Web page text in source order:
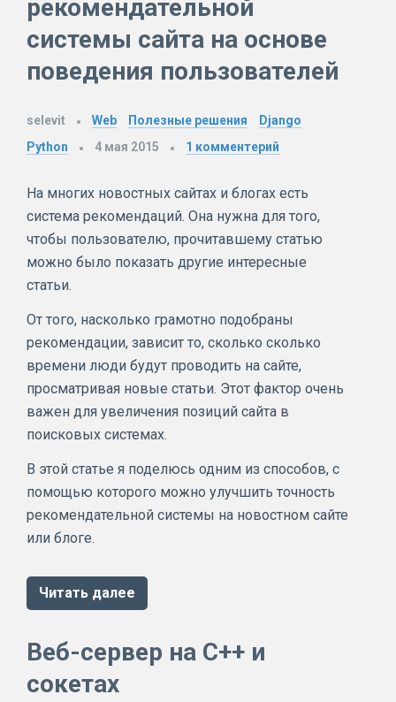
рекомендательной
системы сайта на основе
поведения пользователей
selevit Web Полезные решения
Django
Python
4 мая 2015 1 комментерий
На многих новостных сайтах и блогах есть
система рекомендаций. Она нужна для того,
чтобы пользователю, прочитавшему статью
можно было показать другие интересные
статьи.
От того, насколько грамотно подобраны
рекомендации, зависит то, сколько сколько
времени люди будут проводить на сайте,
просматривая новые статьи. Этот фактор очень
важен для увеличения позиций сайта в
поисковых системах.
В этой статье я поделюсь одним из способов, с
помощью которого можно улучшить точность
рекомендательной системы на новостном сайте
или блоге.
Читать далее
Веб-сервер на C++ и
сокетах